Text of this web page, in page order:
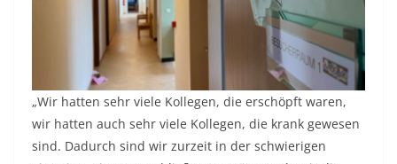
„Wir hatten sehr viele Kollegen, die erschöpft waren,
wir hatten auch sehr viele Kollegen, die krank gewesen
sind. Dadurch sind wir zurzeit in der schwierigen